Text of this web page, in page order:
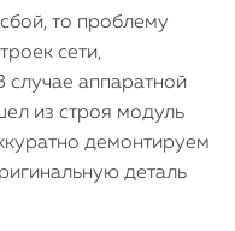
то проблему
сети,
случае аппаратной
из строя модуль
демонтируем
деталь